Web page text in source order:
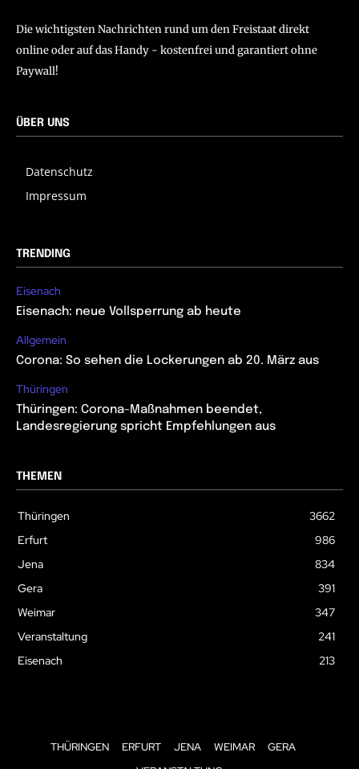
Die wichtigsten Nachrichten rund um den Freistaat direkt
online oder auf das Handy - kostenfrei und garantiert ohne
Paywall!
ÜBER UNS
Datenschutz
Impressum
TRENDING
Eisenach
Eisenach: neue Vollsperrung ab heute
Allgemein
Corona: So sehen die Lockerungen ab 20. März aus
Thüringen
Thüringen: Corona-Maßnahmen beendet,
Landesregierung spricht Empfehlungen aus
THEMEN
Thüringen
3662
Erfurt
986
Jena
834
Gera
391
Weimar
347
Veranstaltung
241
Eisenach
213
THÜRINGEN ERFURT JENA WEIMAR
GERA